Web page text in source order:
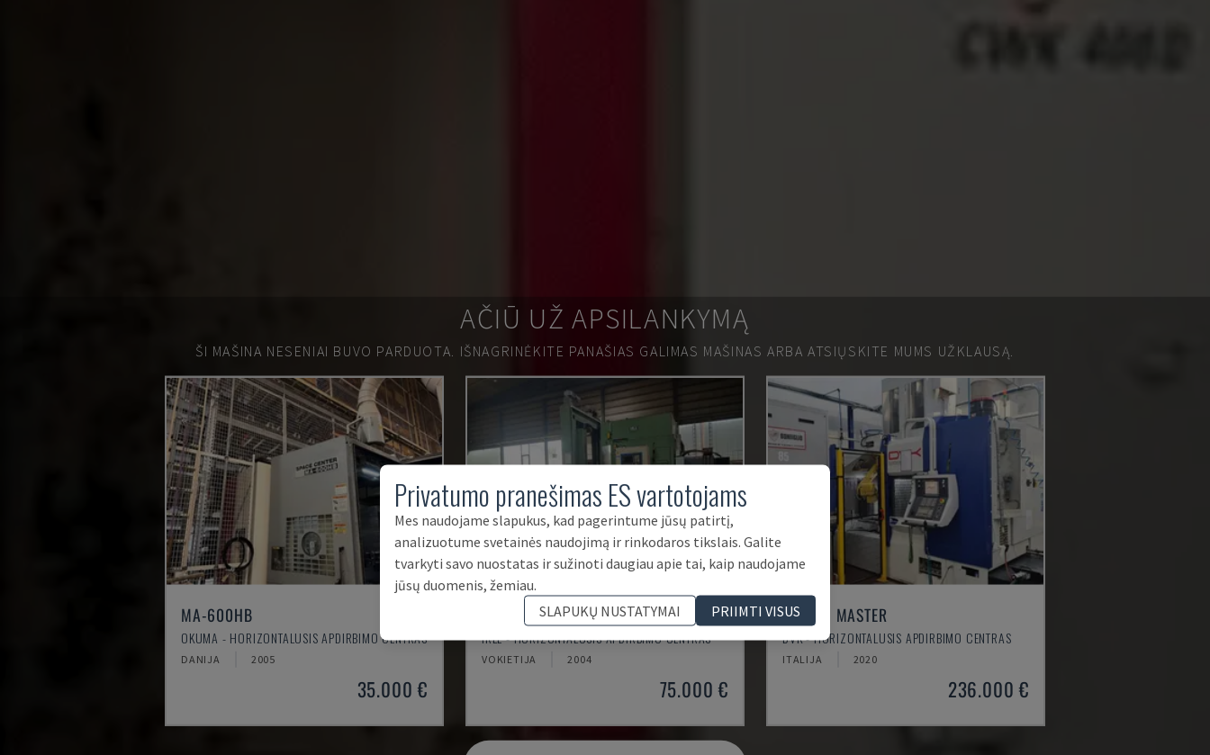
AČIŪ UŽ APSILANKYMĄ
ŠI MAŠINA NESENIAI BUVO PARDUOTA. IŠNAGRINĖKITE PANAŠIAS GALIMAS MAŠINAS ARBA ATSIŲSKITE MUMS UŽKLAUSĄ.
MA-600HB
OKUMA - HORIZONTALUSIS APDIRBIMO CENTRAS
DANIJA 2005
35.000 €
IRD 1600 CNC
IRLE - HORIZONTALUSIS APDIRBIMO CENTRAS
VOKIETIJA 2004
75.000 €
SYSTEM MASTER
DVK - HORIZONTALUSIS APDIRBIMO CENTRAS
ITALIJA 2020
236.000 €
Privatumo pranešimas ES vartotojams
Mes naudojame slapukus, kad pagerintume jūsų patirtį,
analizuotume svetainės naudojimą ir rinkodaros tikslais. Galite
tvarkyti savo nuostatas ir sužinoti daugiau apie tai, kaip naudojame
jūsų duomenis, žemiau.
SLAPUKŲ NUSTATYMAI
PRIIMTI VISUS